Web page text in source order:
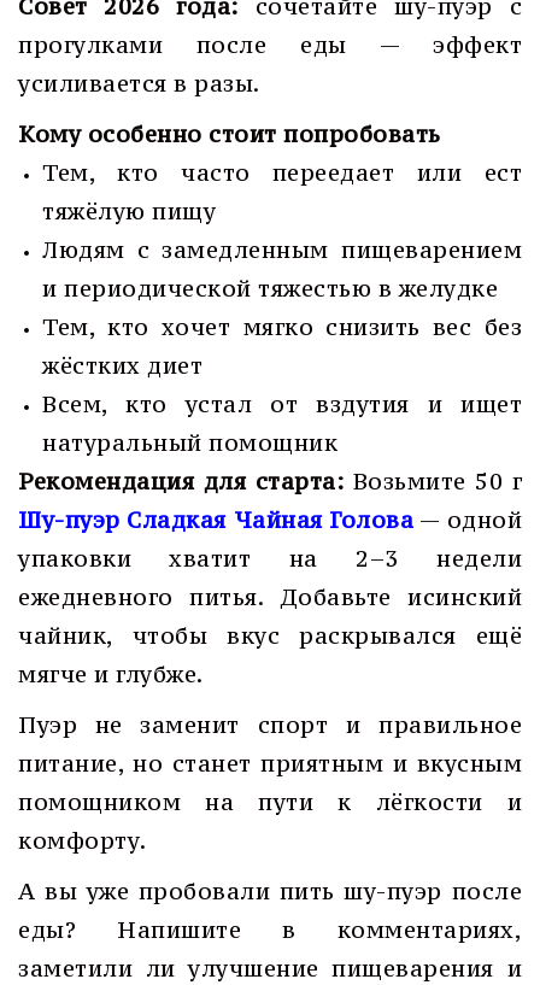
Совет 2026 года: сочетайте шу-пуэр с
прогулками после еды — эффект
усиливается в разы.
Кому особенно стоит попробовать
Тем, кто часто переедает или ест
тяжёлую пищу
Людям с замедленным пищеварением
и периодической тяжестью в желудке
Тем, кто хочет мягко снизить вес без
жёстких диет
Всем, кто устал от вздутия и ищет
натуральный помощник
Рекомендация для старта: Возьмите 50 г
Шу-пуэр Сладкая Чайная Голова — одной
упаковки хватит на 2–3 недели
ежедневного питья. Добавьте исинский
чайник, чтобы вкус раскрывался ещё
мягче и глубже.
Пуэр не заменит спорт и правильное
питание, но станет приятным и вкусным
помощником на пути к лёгкости и
комфорту.
А вы уже пробовали пить шу-пуэр после
еды? Напишите в комментариях,
заметили ли улучшение пищеварения и